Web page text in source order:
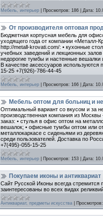
Мебель, интерьер Просмотров: 186 Дата:
От производителя оптовая
Бюджетная корпусная мебель для
уходящего года от компании «Металл-
http://metall-krovati.com/: • кухонные
учебных заведений и лекционных
недорогие тумбы и настенные вешалки
В качестве аксессуаров
15-25 +7(926)-786-44-45
Мебель, интерьер Просмотров: 166 Дата:
Мебель оптом для больниц и
Оптимальный вариант со вкусом и за
производственная компания из
заказ: • стулья в офис оптом на
вешалок; • офисные тумбы оптом или
металлокаркасе с сиденьями из
среди пользователей. Доставка по
+7(495)-055-15-25
Мебель, интерьер Просмотров: 153 Дата:
Покупаем иконы и антиквариат
Сайт Русской Иконы всегда стремится
заинтересованы во всех видах
Антиквариат, предметы искусства Просмотров: